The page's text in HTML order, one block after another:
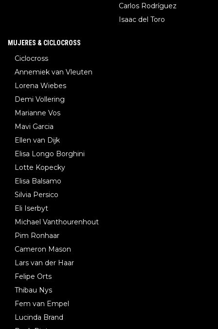
Carlos Rodríguez
Isaac del Toro
MUJERES & CICLOCROSS
Ciclocross
Annemiek van Vleuten
Lorena Wiebes
Demi Vollering
Marianne Vos
Mavi Garcia
Ellen van Dijk
Elisa Longo Borghini
Lotte Kopecky
Elisa Balsamo
Silvia Persico
Eli Iserbyt
Michael Vanthourenhout
Pim Ronhaar
Cameron Mason
Lars van der Haar
Felipe Orts
Thibau Nys
Fem van Empel
Lucinda Brand